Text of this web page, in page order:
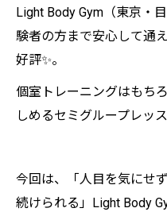
Light Body Gym（東京・
験者の方まで安心して通
好評✨。
個室トレーニングはもち
しめるセミグループレッ
今回は、「人目を気にせ
続けられる」Light Body